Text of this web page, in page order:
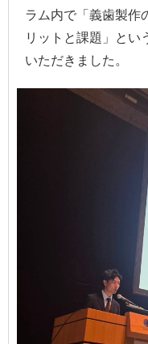
ラム内で「義歯製作
リットと課題」とい
いただきました。